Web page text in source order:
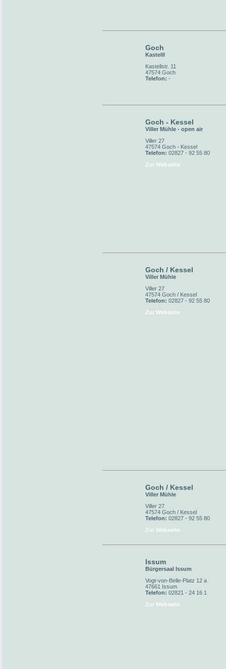
Goch
Kastelll
Kastellstr. 11
47574 Goch
Telefon: -
Goch - Kessel
Viller Mühle - open air
Viller 27
47574 Goch - Kessel
Telefon: 02827 - 92 55 80
Zur Webseite
Goch / Kessel
Viller Mühle
Viller 27
47574 Goch / Kessel
Telefon: 02827 - 92 55 80
Zur Webseite
Goch / Kessel
Viller Mühle
Viller 27
47574 Goch / Kessel
Telefon: 02827 - 92 55 80
Zur Webseite
Issum
Bürgersaal Issum
Vogt-von-Belle-Platz 12 a
47661 Issum
Telefon: 02821 - 24 16 1
Zur Webseite